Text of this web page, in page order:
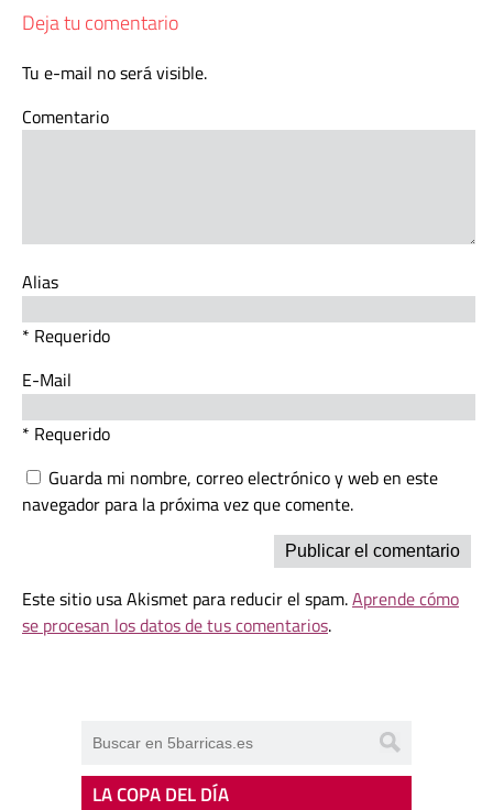
Deja tu comentario
Tu e-mail no será visible.
Comentario
Alias
* Requerido
E-Mail
* Requerido
Guarda mi nombre, correo electrónico y web en este
navegador para la próxima vez que comente.
Este sitio usa Akismet para reducir el spam.Aprende cómo
se procesan los datos de tus comentarios.
LA COPA DEL DÍA